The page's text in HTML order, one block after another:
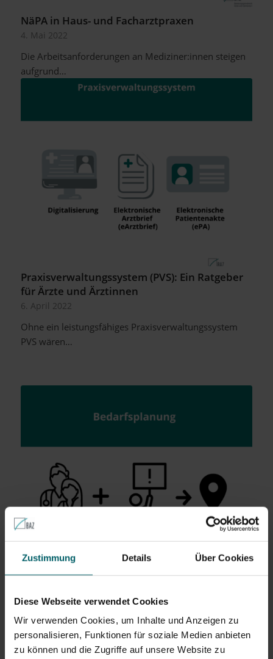
Zustimmung Details Über Cookies
Diese Webseite verwendet Cookies
Wir verwenden Cookies, um Inhalte und Anzeigen zu
personalisieren, Funktionen für soziale Medien anbieten
zu können und die Zugriffe auf unsere Website zu
NäPA in Haus- und Facharztpraxen
4. Mai 2022
Die Arbeitsanforderungen an Mediziner:innen steigen
aufgrund…
Praxisverwaltungssystem (PVS): Ein Ratgeber
für Ärzte und Ärztinnen
6. April 2022
Ohne ein leistungsfähiges Praxisverwaltungssystem
PVS wären…
vertragsärztliche Versorgung
Viele Ärzte möchten gern ihr eigener Herr sein und in
der…